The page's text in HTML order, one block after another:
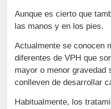
Aunque es cierto que
las manos y en los pies.
Actualmente se conocen
diferentes de VPH que
mayor o menor gravedad
conlleven de desarrollar
Habitualmente, los